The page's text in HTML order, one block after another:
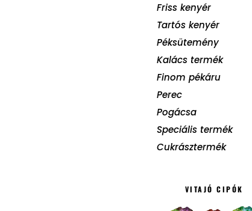
Friss kenyér
Tartós kenyér
Péksütemény
Kalács termék
Finom pékáru
Perec
Pogácsa
Speciális termék
Cukrásztermék
VITAJÓ CIPÓK